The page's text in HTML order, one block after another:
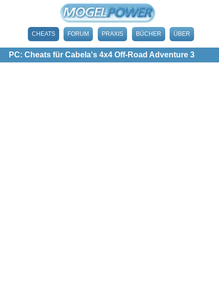
CHEATS FORUM PRAXIS BÜCHER ÜBER
PC: Cheats für Cabela's 4x4 Off-Road Adventure 3